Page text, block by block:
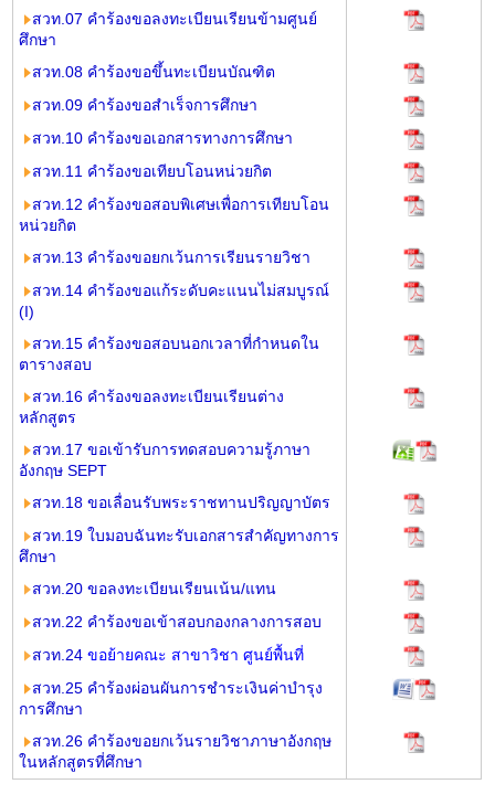
สวท.07 คำร้องขอลงทะเบียนเรียนข้ามศูนย์
ศึกษา
สวท.08 คำร้องขอขึ้นทะเบียนบัณฑิต
สวท.09 คำร้องขอสำเร็จการศึกษา
สวท.10 คำร้องขอเอกสารทางการศึกษา
สวท.11 คำร้องขอเทียบโอนหน่วยกิต
สวท.12 คำร้องขอสอบพิเศษเพื่อการเทียบโอน
หน่วยกิต
สวท.13 คำร้องขอยกเว้นการเรียนรายวิชา
สวท.14 คำร้องขอแก้ระดับคะแนนไม่สมบูรณ์
(I)
สวท.15 คำร้องขอสอบนอกเวลาที่กำหนดใน
ตารางสอบ
สวท.16 คำร้องขอลงทะเบียนเรียนต่าง
หลักสูตร
สวท.17 ขอเข้ารับการทดสอบความรู้ภาษา
อังกฤษ SEPT
สวท.18 ขอเลื่อนรับพระราชทานปริญญาบัตร
สวท.19 ใบมอบฉันทะรับเอกสารสำคัญทางการ
ศึกษา
สวท.20 ขอลงทะเบียนเรียนเน้น/แทน
สวท.22 คำร้องขอเข้าสอบกองกลางการสอบ
สวท.24ขอย้ายคณะ สาขาวิชา ศูนย์พื้นที่
สวท.25 คำร้องผ่อนผันการชำระเงินค่าบำรุง
การศึกษา
สวท.26 คำร้องขอยกเว้นรายวิชาภาษาอังกฤษ
ในหลักสูตรที่ศึกษา